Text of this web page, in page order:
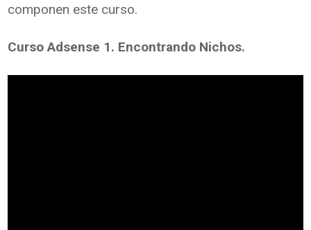
componen este curso.
Curso Adsense 1. Encontrando Nichos.